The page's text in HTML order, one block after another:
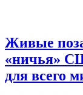
Живые
«ничья»
для всего